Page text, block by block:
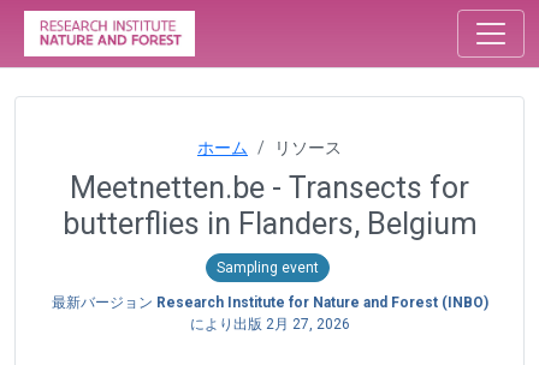
ホーム リソース
Meetnetten.be - Transects for
butterflies in Flanders, Belgium
Sampling event
最新バージョン Research Institute for Nature and Forest (INBO)
により出版 2月 27, 2026